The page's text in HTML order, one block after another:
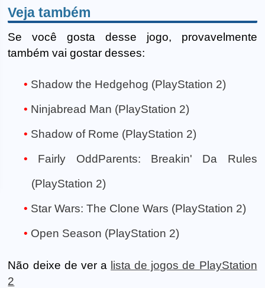
Veja também
Se você gosta desse jogo, provavelmente
também vai gostar desses:
Shadow the Hedgehog (PlayStation 2)
Ninjabread Man (PlayStation 2)
Shadow of Rome (PlayStation 2)
Fairly OddParents: Breakin' Da Rules
(PlayStation 2)
Star Wars: The Clone Wars (PlayStation 2)
Open Season (PlayStation 2)
Não deixe de ver a lista de jogos de PlayStation
2